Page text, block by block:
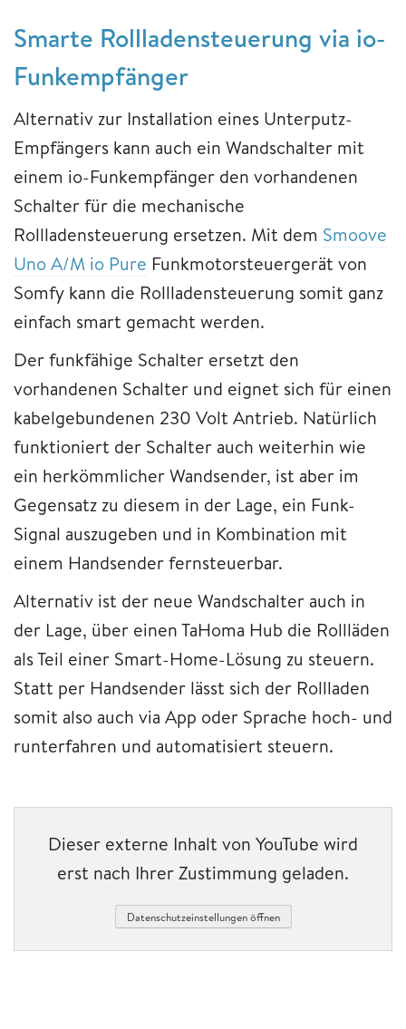
Smarte Rollladensteuerung via io-
Funkempfänger
Alternativ zur Installation eines Unterputz-
Empfängers kann auch ein Wandschalter mit
einem io-Funkempfänger den vorhandenen
Schalter für die mechanische
Rollladensteuerung ersetzen. Mit dem Smoove
Uno A/M io Pure Funkmotorsteuergerät von
Somfy kann die Rollladensteuerung somit ganz
einfach smart gemacht werden.
Der funkfähige Schalter ersetzt den
vorhandenen Schalter und eignet sich für einen
kabelgebundenen 230 Volt Antrieb. Natürlich
funktioniert der Schalter auch weiterhin wie
ein herkömmlicher Wandsender, ist aber im
Gegensatz zu diesem in der Lage, ein Funk-
Signal auszugeben und in Kombination mit
einem Handsender fernsteuerbar.
Alternativ ist der neue Wandschalter auch in
der Lage, über einen TaHoma Hub die Rollläden
als Teil einer Smart-Home-Lösung zu steuern.
Statt per Handsender lässt sich der Rollladen
somit also auch via App oder Sprache hoch- und
runterfahren und automatisiert steuern.
Dieser externe Inhalt von YouTube wird
erst nach Ihrer Zustimmung geladen.
Datenschutzeinstellungen öffnen